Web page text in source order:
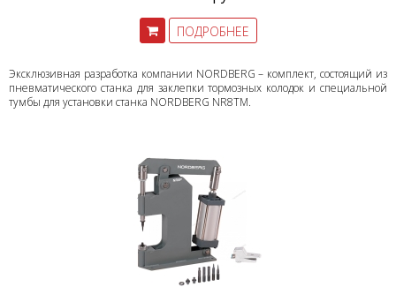
ПОДРОБНЕЕ
Эксклюзивная разработка компании NORDBERG – комплект, состоящий из
пневматического станка для заклепки тормозных колодок и специальной
тумбы для установки станка NORDBERG NR8TM.